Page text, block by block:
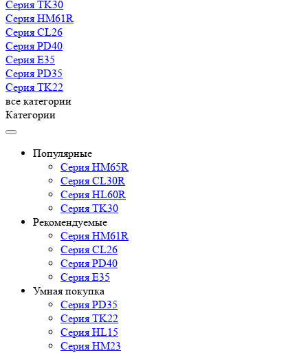
Серия TK30
Серия HM61R
Серия CL26
Серия PD40
Серия E35
Серия PD35
Серия TK22
все категории
Категории
Популярные
Серия HM65R
Серия CL30R
Серия HL60R
Серия TK30
Рекомендуемые
Серия HM61R
Серия CL26
Серия PD40
Серия E35
Умная покупка
Серия PD35
Серия TK22
Серия HL15
Серия HM23